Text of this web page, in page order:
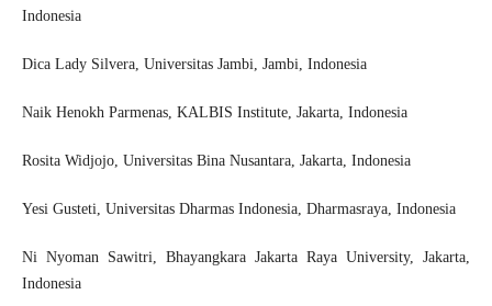
Indonesia
Dica Lady Silvera, Universitas Jambi, Jambi, Indonesia
Naik Henokh Parmenas, KALBIS Institute, Jakarta, Indonesia
Rosita Widjojo, Universitas Bina Nusantara, Jakarta, Indonesia
Yesi Gusteti, Universitas Dharmas Indonesia, Dharmasraya, Indonesia
Ni Nyoman Sawitri, Bhayangkara Jakarta Raya University, Jakarta,
Indonesia